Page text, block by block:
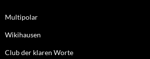
a
h
Multipolar
Wikihausen
Club der klaren Worte